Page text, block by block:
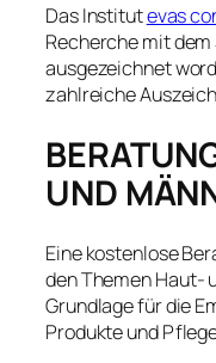
Das Institutevas
Recherche mit dem
ausgezeichnet
zahlreiche
UND
Eine kostenlose
den Themen Haut-
Grundlage für die
Produkte und